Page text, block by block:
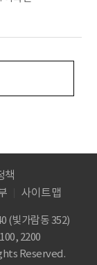
책
사이트맵
(빛가람동 352)
2200
Reserved.